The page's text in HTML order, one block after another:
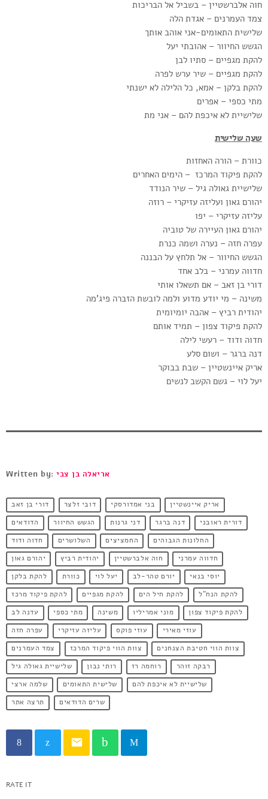
חוה אלברשטיין – בשביל אל הבריכות
צמד העמרנים – אגדת הלה
שלישית התאומים-אני אוהב אותך
הגשש החיוור – אהובתי יעל
להקת מגפיים – סתיו לבן
להקת מגפיים – שיר ערש לפרה
להקת בלקן – אמא, כל הלילה לא ישנתי
מתי כספי – אפרים
שלישיית לא איכפת להם – אני מת
שעה שלישית
כוורת – הורה האחזות
להקת פיקוד המרכז – הימים האחרים
שלישיית גאולה גיל – שיר הנודד
יהורם גאון ועליזה עזיקרי – רוזה
עליזה עזיקרי – יפו
יהורם גאון העיירה של טוביה
עפרה חזה – נערה ושמה כנרת
הגשש החיוור – אל תלחץ על הבננה
חדווה עמרני – בלב אחד
דורי בן זאב – אם תשאלו אותי
משינה – מי יודע מדוע ולמה לובשת הזברה פיג’מה
יהודית רביץ – אהבה יומיומית
להקת פיקוד צפון – תמיד אותם
חדוה ודוד – רעשי לילה
דנה ברגר – ושום סלע
אריק איינשטיין – שבת בבוקר
יעל לוי – גשם הקשב לנשים
Written by:אריאלה בן צבי
אריק איינשטיין בני אמדורסקי דובי זלצר
דורי בן זאב
דורית ראובני
דנה ברגר דני גרנות הגשש החיוור
הדודאים
החלונות הגבוהים
החמציצים השלושרים
חדוה ודוד
חדווה עמרני
חוה אלברשטיין יהודית רביץ
יהורם גאון
יוסי בנאי
יורם טהר-לב יעל לוי כוורת
להקת בלקן
להקת הנח"ל
להקת חיל הים להקת מגפיים
להקת פיקוד מרכז
להקת פיקוד צפון
מוני אמריליו משינה מתי כספי
עדנה לב
עוזי מאירי
עוזי פוקס עליזה עזיקרי
עפרה חזה
צוות הווי חטיבת הצנחנים
צוות הווי פיקוד המרכז
צמד העמרנים
רבקה זוהר
רוחמה רז רותי נבון
שלישיית גאולה גיל
שלישיית לא איכפת להם
שלישית התאומים
שלמה ארצי
שרים הדודאים
תרצה אתר
email
RATE IT